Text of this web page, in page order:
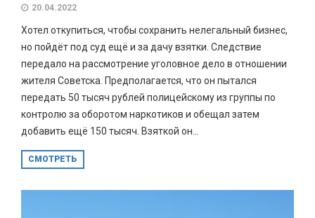
20.04.2022
Хотел откупиться, чтобы сохранить нелегальный бизнес,
но пойдёт под суд ещё и за дачу взятки. Следствие
передало на рассмотрение уголовное дело в отношении
жителя Советска. Предполагается, что он пытался
передать 50 тысяч рублей полицейскому из группы по
контролю за оборотом наркотиков и обещал затем
добавить ещё 150 тысяч. Взяткой он...
СМОТРЕТЬ